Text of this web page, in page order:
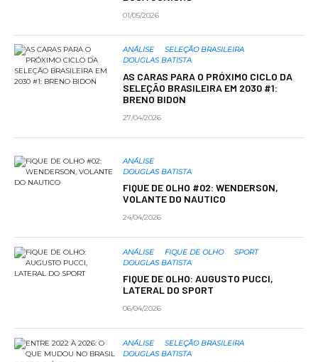
01/05/2026
ANÁLISE
SELEÇÃO BRASILEIRA
DOUGLAS BATISTA
AS CARAS PARA O PRÓXIMO CICLO DA
SELEÇÃO BRASILEIRA EM 2030 #1:
BRENO BIDON
27/04/2026
ANÁLISE
DOUGLAS BATISTA
FIQUE DE OLHO #02: WENDERSON,
VOLANTE DO NAUTICO
24/04/2026
ANÁLISE FIQUE DE OLHO
SPORT
DOUGLAS BATISTA
FIQUE DE OLHO: AUGUSTO PUCCI,
LATERAL DO SPORT
06/04/2026
ANÁLISE
SELEÇÃO BRASILEIRA
DOUGLAS BATISTA